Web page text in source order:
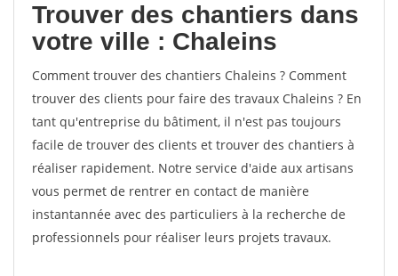
Trouver des chantiers dans
votre ville : Chaleins
Comment trouver des chantiers Chaleins ? Comment
trouver des clients pour faire des travaux Chaleins ? En
tant qu'entreprise du bâtiment, il n'est pas toujours
facile de trouver des clients et trouver des chantiers à
réaliser rapidement. Notre service d'aide aux artisans
vous permet de rentrer en contact de manière
instantannée avec des particuliers à la recherche de
professionnels pour réaliser leurs projets travaux.